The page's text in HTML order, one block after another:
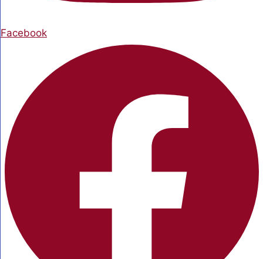
Facebook